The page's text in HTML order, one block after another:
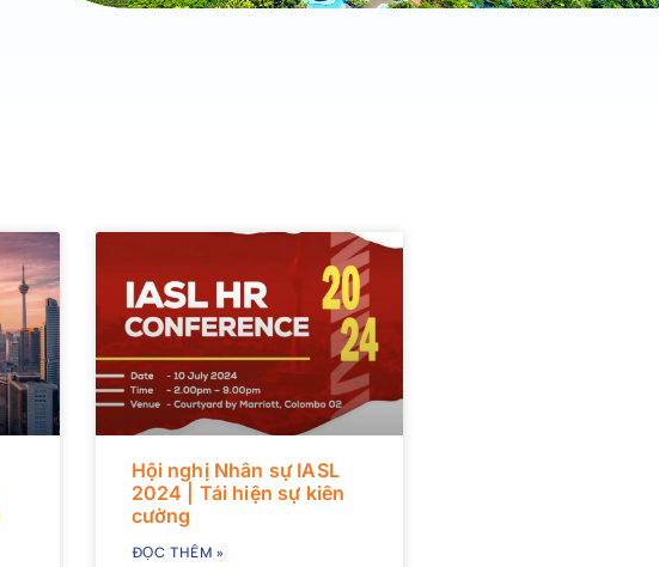
Hội nghị Nhân sự IASL
2024 | Tái hiện sự kiên
cường
ĐỌC THÊM »